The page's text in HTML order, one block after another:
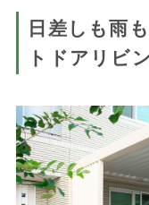
日差しも雨
トドアリビ